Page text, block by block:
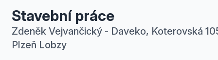
Stavební práce
Zdeněk Vejvančický - Daveko, Koterovská
Plzeň Lobzy